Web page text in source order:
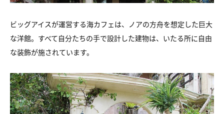
ビッグアイスが運営する海カフェは、ノアの方舟を想定した巨大
な洋館。すべて自分たちの手で設計した建物は、いたる所に自由
な装飾が施されています。